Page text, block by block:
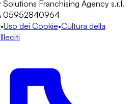
Franchising Agency s.r.l.
05952840964
•Uso dei Cookie•Cultura della